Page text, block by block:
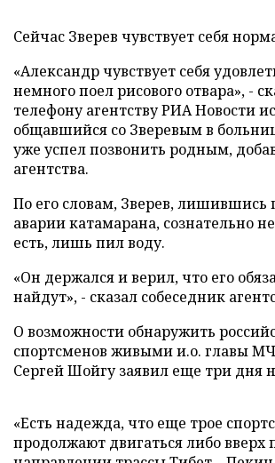
Сейчас Зверев чувствует себя
«Александр чувствует себя
немного поел рисового отвара», -
телефону агентству РИА Новости
общавшийся со Зверевым в
уже успел позвонить родным,
агентства.
По его словам, Зверев,
аварии катамарана, сознательно
есть, лишь пил воду.
«Он держался и верил, что его
найдут», - сказал собеседник
О возможности обнаружить
спортсменов живыми и.о. главы
Сергей Шойгу заявил еще три дня
«Есть надежда, что еще трое
продолжают двигаться либо вверх